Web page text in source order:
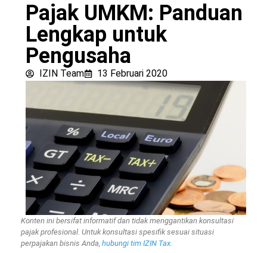
Pajak UMKM: Panduan
Lengkap untuk
Pengusaha
IZIN Team 13 Februari 2020
Konten ini bersifat informatif dan tidak menggantikan konsultasi
pajak profesional. Untuk konsultasi spesifik sesuai situasi
perpajakan bisnis Anda, hubungi tim IZIN Tax.